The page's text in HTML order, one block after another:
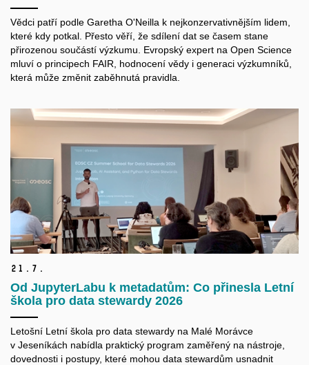
Vědci patří podle Garetha O'Neilla k nejkonzervativnějším lidem,
které kdy potkal. Přesto věří, že sdílení dat se časem stane
přirozenou součástí výzkumu. Evropský expert na Open Science
mluví o principech FAIR, hodnocení vědy i generaci výzkumníků,
která může změnit zaběhnutá pravidla.
21. 7.
Od JupyterLabu k metadatům: Co přinesla Letní
škola pro data stewardy 2026
Letošní Letní škola pro data stewardy na Malé Morávce
v Jeseníkách nabídla praktický program zaměřený na nástroje,
dovednosti i postupy, které mohou data stewardům usnadnit